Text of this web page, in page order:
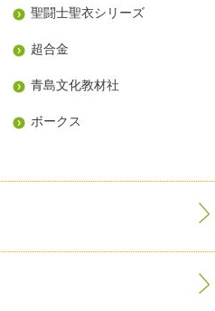
聖闘士聖衣シリーズ
超合金
青島文化教材社
ボークス